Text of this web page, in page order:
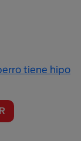
tiene hipo